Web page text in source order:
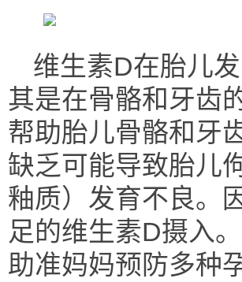
维生素D在胎儿
其是在骨骼和牙齿
帮助胎儿骨骼和牙
缺乏可能导致胎儿
釉质）发育不良。
足的维生素D摄入
助准妈妈预防多种